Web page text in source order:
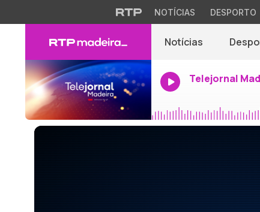
NOTÍCIAS DESPORTO
Notícias
Telejornal